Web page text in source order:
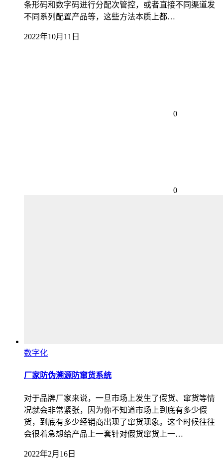
条形码和数字码进行分配次管控，或者直接不同渠道发
不同系列配置产品等，这些方法本质上都…
2022年10月11日
0
0
数字化
厂家防伪溯源防窜货系统
对于品牌厂家来说，一旦市场上发生了假货、窜货等情
况就会非常紧张，因为你不知道市场上到底有多少假
货，到底有多少经销商出现了窜货现象。这个时候往往
会很着急想给产品上一套针对假货窜货上一…
2022年2月16日